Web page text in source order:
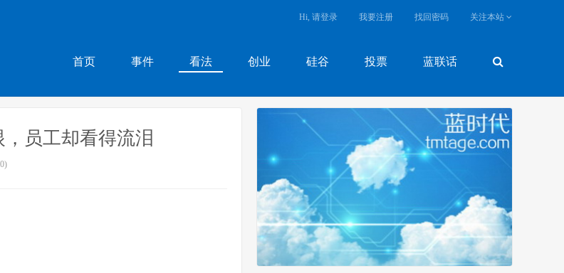
首页 事件 看法 创业 硅谷 投票 蓝联话
Hi, 请登录 我要注册 找回密码 关注本站
员工却看得流泪